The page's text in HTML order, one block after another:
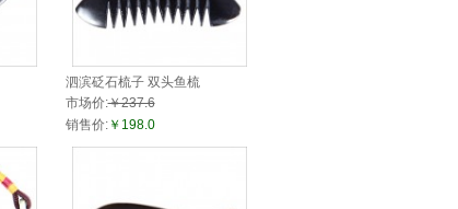
泗滨砭石梳子 双头鱼梳
市场价:￥237.6
销售价:￥198.0